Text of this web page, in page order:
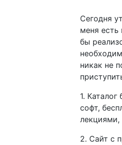
Сегодня
меня
бы
никак не
1.
софт,
2. Сайт с